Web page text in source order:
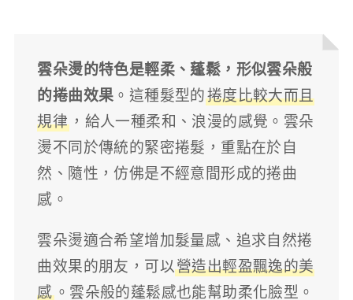
雲朵燙的特色是輕柔、蓬鬆，形似雲朵般
的捲曲效果 。這種髮型的捲度比較大而且
規律 ，給人一種柔和、浪漫的感覺。雲朵
燙不同於傳統的緊密捲髮，重點在於自
然、隨性，仿佛是不經意間形成的捲曲
感。
雲朵燙適合希望增加髮量感、追求自然捲
曲效果的朋友，可以營造出輕盈飄逸的美
感。雲朵般的蓬鬆感也能幫助柔化臉型。